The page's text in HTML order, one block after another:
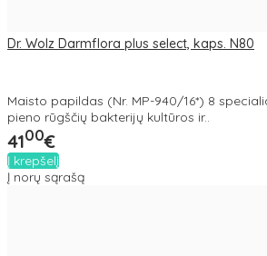
Dr. Wolz Darmflora plus select, kaps. N80
Maisto papildas (Nr. MP-940/16*) 8
pieno rūgščių bakterijų kultūros ir..
4100€
Į krepšelį
Į norų sąrašą